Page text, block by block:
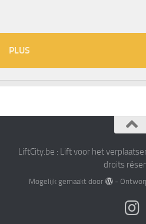
PLUS
LiftCity.be : Lift voor het
droits
Mogelijk gemaakt door -